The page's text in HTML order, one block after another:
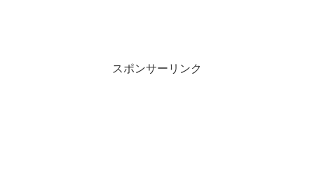
スポンサーリンク